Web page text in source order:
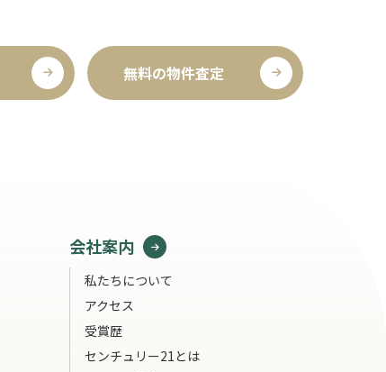
無料の物件査定
会社案内
私たちについて
アクセス
受賞歴
センチュリー21とは